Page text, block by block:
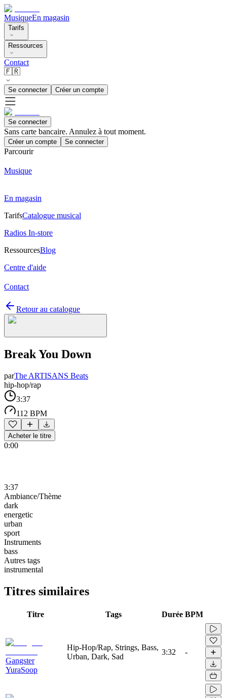
MusiqueEn magasin
Tarifs
Ressources
Contact
🇫🇷
Se connecter Créer un compte
Se connecter
Sans carte bancaire. Annulez à tout moment.
Créer un compte Se connecter
Parcourir
Musique
En magasin
TarifsCatalogue musical
Radios In-store
RessourcesBlog
Centre d'aide
Contact
Retour au catalogue
Break You Down
parThe ARTISANS Beats
hip-hop/rap
3:37
112 BPM
Acheter le titre
0:00
3:37
Ambiance/Thème
dark
energetic
urban
sport
Instruments
bass
Autres tags
instrumental
Titres similaires
Titre Tags Durée BPM
Gangster
YuraSoop
Hip-Hop/Rap, Strings, Bass,
Urban, Dark, Sad
3:32 -